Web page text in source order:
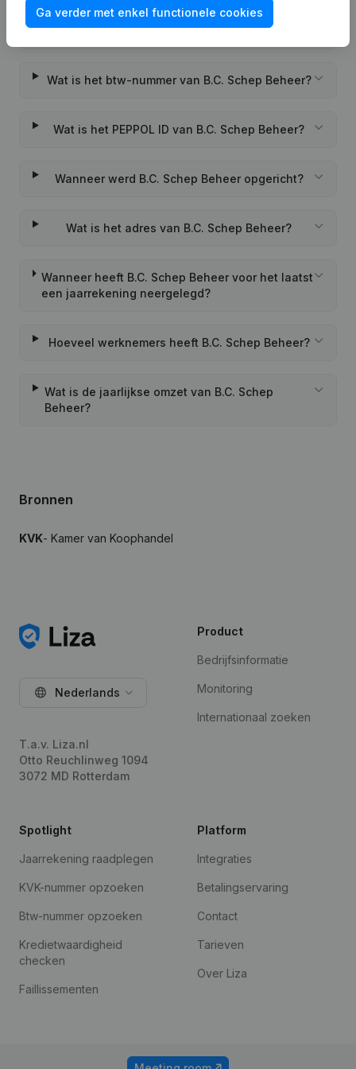
Wat is het KVK-nummer van B.C. Schep Beheer?
Wat is het btw-nummer van B.C. Schep Beheer?
Wat is het PEPPOL ID van B.C. Schep Beheer?
Wanneer werd B.C. Schep Beheer opgericht?
Wat is het adres van B.C. Schep Beheer?
Wanneer heeft B.C. Schep Beheer voor het laatst
een jaarrekening neergelegd?
Hoeveel werknemers heeft B.C. Schep Beheer?
Wat is de jaarlijkse omzet van B.C. Schep
Beheer?
Bronnen
KVK- Kamer van Koophandel
Ga verder met enkel functionele cookies
Nederlands
T.a.v. Liza.nl
Otto Reuchlinweg 1094
3072 MD Rotterdam
Product
Bedrijfsinformatie
Monitoring
Internationaal zoeken
Spotlight
Jaarrekening raadplegen
KVK-nummer opzoeken
Btw-nummer opzoeken
Kredietwaardigheid
checken
Faillissementen
Platform
Integraties
Betalingservaring
Contact
Tarieven
Over Liza